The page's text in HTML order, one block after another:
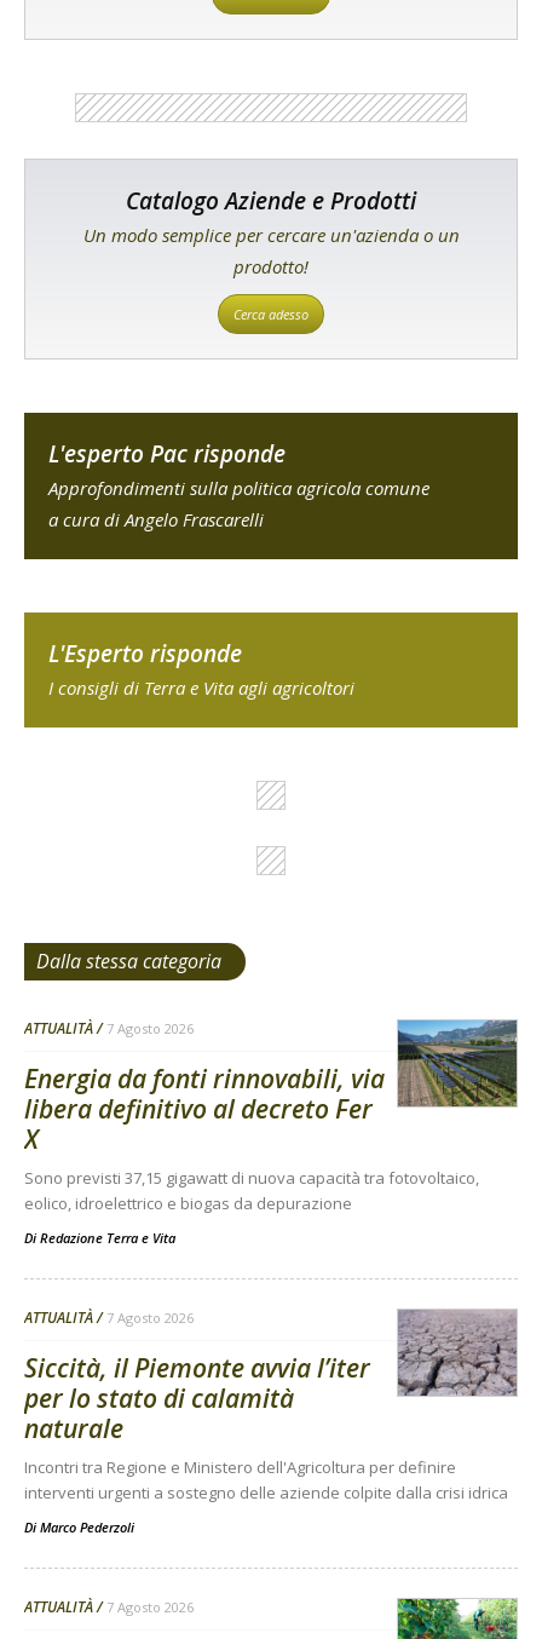
Catalogo Aziende e Prodotti
Un modo semplice per cercare un'azienda o un
prodotto!
Cerca adesso
L'esperto Pac risponde
Approfondimenti sulla politica agricola comune
a cura di Angelo Frascarelli
L'Esperto risponde
I consigli di Terra e Vita agli agricoltori
Dalla stessa categoria
ATTUALITÀ 7 Agosto 2026
Energia da fonti rinnovabili, via
libera definitivo al decreto Fer
X
Sono previsti 37,15 gigawatt di nuova capacità tra fotovoltaico,
eolico, idroelettrico e biogas da depurazione
Di Redazione Terra e Vita
ATTUALITÀ 7 Agosto 2026
Siccità, il Piemonte avvia l’iter
per lo stato di calamità
naturale
Incontri tra Regione e Ministero dell'Agricoltura per definire
interventi urgenti a sostegno delle aziende colpite dalla crisi idrica
Di Marco Pederzoli
ATTUALITÀ 7 Agosto 2026